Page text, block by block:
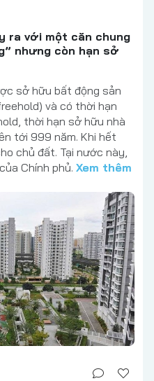
ra với một căn chung
nhưng còn hạn sở
sở hữu bất động sản
và có thời hạn
thời hạn sở hữu nhà
tới 999 năm. Khi hết
chủ đất. Tại nước này,
Chính phủ. Xem thêm